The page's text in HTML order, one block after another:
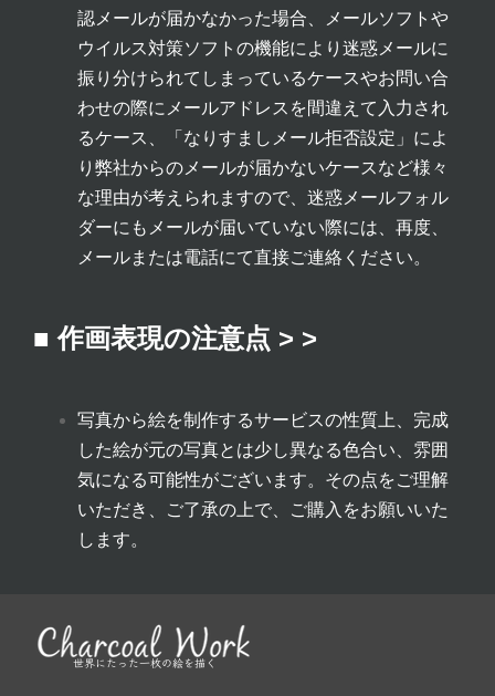
認メールが届かなかった場合、メールソフトや
ウイルス対策ソフトの機能により迷惑メールに
振り分けられてしまっているケースやお問い合
わせの際にメールアドレスを間違えて入力され
るケース、「なりすましメール拒否設定」によ
り弊社からのメールが届かないケースなど様々
な理由が考えられますので、迷惑メールフォル
ダーにもメールが届いていない際には、再度、
メールまたは電話にて直接ご連絡ください。
■ 作画表現の注意点 > >
写真から絵を制作するサービスの性質上、完成
した絵が元の写真とは少し異なる色合い、雰囲
気になる可能性がございます。その点をご理解
いただき、ご了承の上で、ご購入をお願いいた
します。